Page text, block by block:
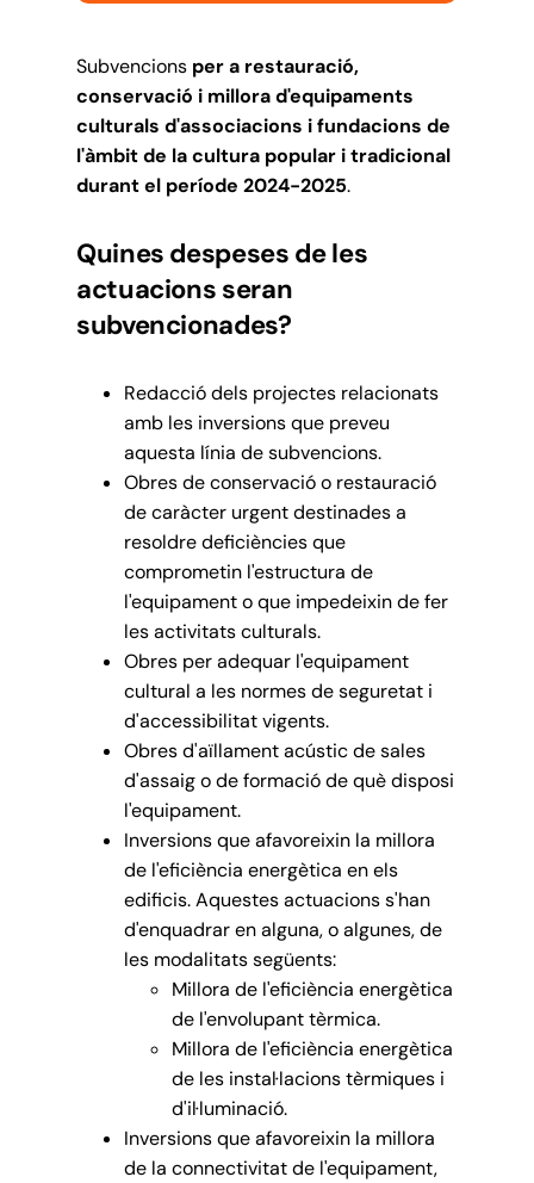
Subvencions per a restauració,
conservació i millora d'equipaments
culturals d'associacions i fundacions de
l'àmbit de la cultura popular i tradicional
durant el període 2024-2025.
Quines despeses de les
actuacions seran
subvencionades?
Redacció dels projectes relacionats
amb les inversions que preveu
aquesta línia de subvencions.
Obres de conservació o restauració
de caràcter urgent destinades a
resoldre deficiències que
comprometin l'estructura de
l'equipament o que impedeixin de fer
les activitats culturals.
Obres per adequar l'equipament
cultural a les normes de seguretat i
d'accessibilitat vigents.
Obres d'aïllament acústic de sales
d'assaig o de formació de què disposi
l'equipament.
Inversions que afavoreixin la millora
de l'eficiència energètica en els
edificis. Aquestes actuacions s'han
d'enquadrar en alguna, o algunes, de
les modalitats següents:
Millora de l'eficiència energètica
de l'envolupant tèrmica.
Millora de l'eficiència energètica
de les instal·lacions tèrmiques i
d'il·luminació.
Inversions que afavoreixin la millora
de la connectivitat de l'equipament,